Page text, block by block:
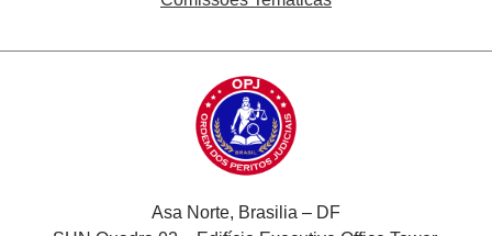
Asa Norte, Brasilia – DF